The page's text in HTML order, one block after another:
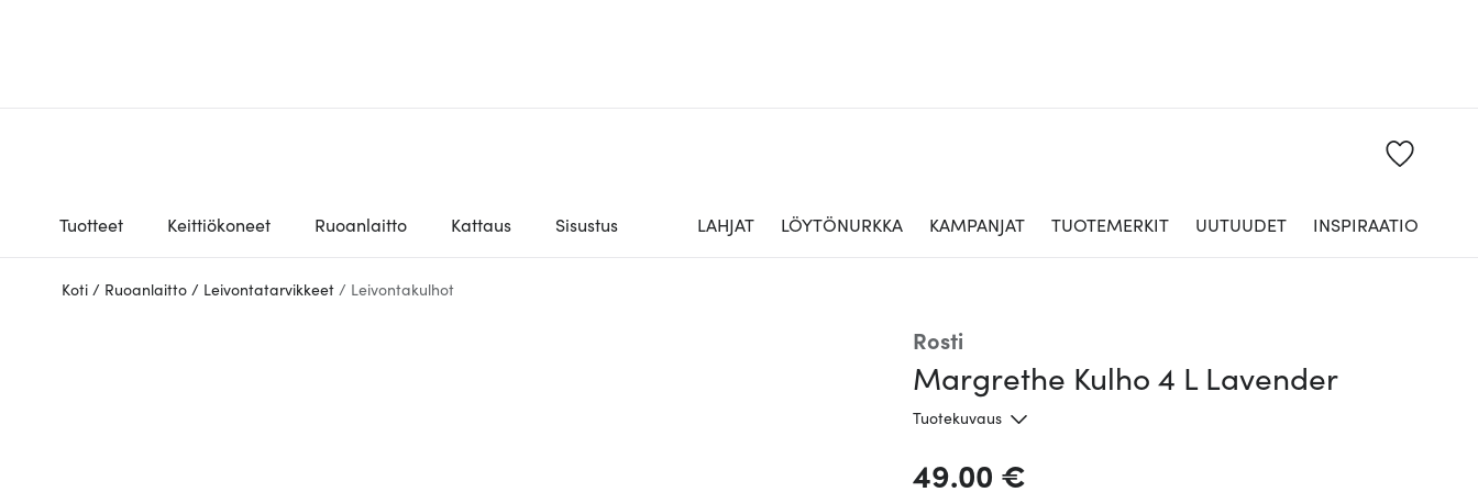
Tuotteet Keittiökoneet Ruoanlaitto Kattaus Sisustus LAHJAT LÖYTÖNURKKA KAMPANJAT TUOTEMERKIT UUTUUDET INSPIRAATIO
Koti / Ruoanlaitto / Leivontatarvikkeet / Leivontakulhot
Rosti
Margrethe Kulho 4 L Lavender
Tuotekuvaus
49.00 €